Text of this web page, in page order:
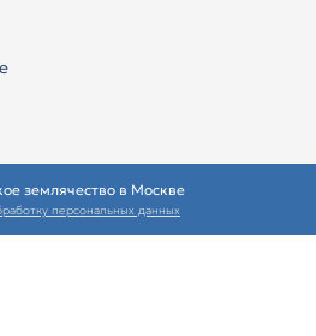
землячество в Москве
персональных данных